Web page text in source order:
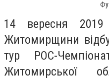
​14 вересня 2019
Житомирщини
тур РОС-
Житомирської